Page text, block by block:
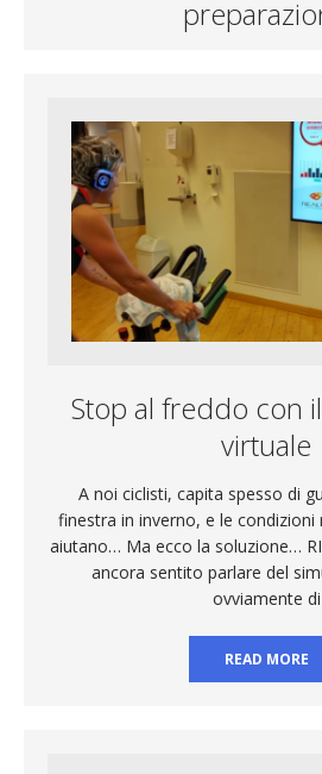
Stop al freddo con
virtuale
A noi ciclisti, capita spesso di
finestra in inverno, e le
aiutano… Ma ecco la soluzione…
ancora sentito parlare del
ovviamente di
READ MORE